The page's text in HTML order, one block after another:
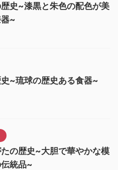
史~漆黒と朱色の配色が美
~
~琉球の歴史ある食器~
の歴史~大胆で華やかな模
統品~